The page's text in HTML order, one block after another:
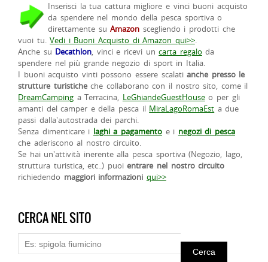
Inserisci la tua cattura migliore e vinci buoni acquisto
da spendere nel mondo della pesca sportiva o
direttamente suAmazon scegliendo i prodotti che
vuoi tu.Vedi i Buoni Acquisto di Amazon qui>>.
Anche su Decathlon, vinci e ricevi uncarta regalo da
spendere nel più grande negozio di sport in Italia.
I buoni acquisto vinti possono essere scalatianche presso le
strutture turisticheche collaborano con il nostro sito, come il
DreamCamping a Terracina, LeGhiandeGuestHouseo per gli
amanti del camper e della pesca il MiraLagoRomaEst a due
passi dalla'autostrada dei parchi.
Senza dimenticare i laghi a pagamento e i negozi di pesca
che aderiscono al nostro circuito.
Se hai un'attività inerente alla pesca sportiva (Negozio, lago,
struttura turistica, etc..) puoientrare nel nostro circuito
richiedendo maggiori informazioni qui>>
CERCA NEL SITO